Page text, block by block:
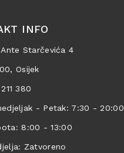
INFO
Starčevića 4
Osijek
380
- Petak: 7:30 - 20:00
8:00 - 13:00
Zatvoreno